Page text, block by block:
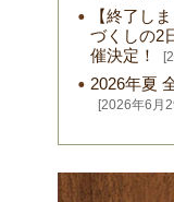
【終了し
づくしの2
催決定！
2026年夏
[2026年6月